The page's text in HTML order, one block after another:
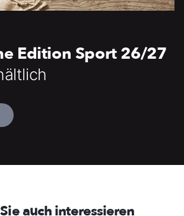
Edition Sport 26/27
auch interessieren